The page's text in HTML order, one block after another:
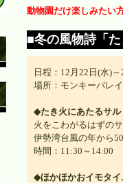
動物園だけ楽しみたい
■冬の風物詩「た
日程：12月22日(水)
場所：モンキーバレ
◆たき火にあたるサル
火をこわがるはずの
伊勢湾台風の年から
時間：11:30～14:00
◆ほかほかおイモタイ